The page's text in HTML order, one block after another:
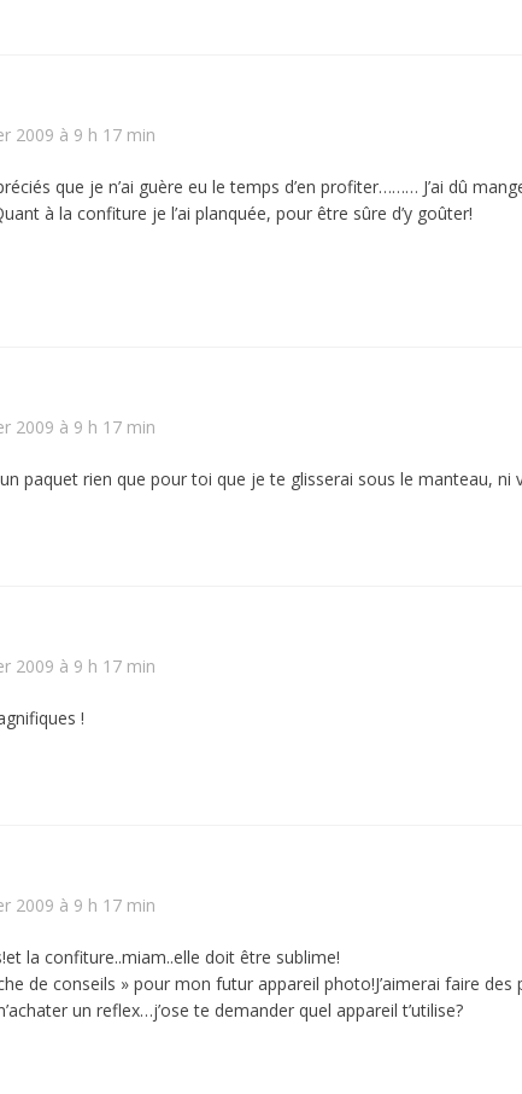
2009 à 9 h 17 min
que je n’ai guère eu le temps d’en profiter……… J’ai dû
à la confiture je l’ai planquée, pour être sûre d’y goûter!
2009 à 9 h 17 min
paquet rien que pour toi que je te glisserai sous le manteau, ni
2009 à 9 h 17 min
!
2009 à 9 h 17 min
la confiture..miam..elle doit être sublime!
de conseils » pour mon futur appareil photo!J’aimerai faire
un reflex…j’ose te demander quel appareil t’utilise?